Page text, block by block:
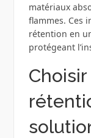
matériaux
flammes. Ces
rétention en
protégeant